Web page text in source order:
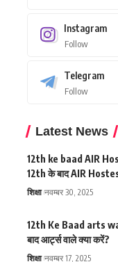
Instagram
Follow
Telegram
Follow
Latest News
12th ke baad AIR
12th के बाद AIR
शिक्षा नवम्बर 30, 2025
12th Ke Baad arts
बाद आर्ट्स वाले क्या करें?
शिक्षा नवम्बर 17, 2025